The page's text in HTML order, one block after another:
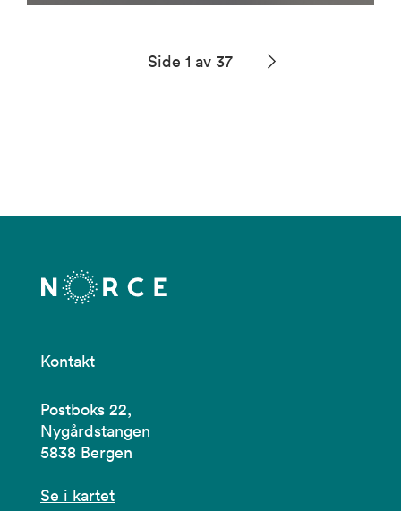
Side 1 av 37
Kontakt
Postboks 22,
Nygårdstangen
5838 Bergen
Se i kartet